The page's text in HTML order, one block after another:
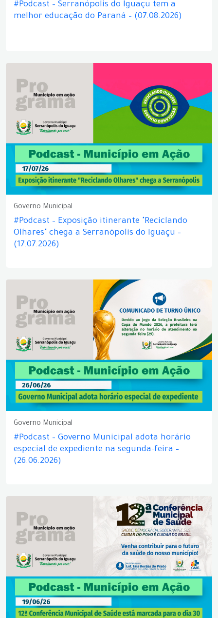
#Podcast – Serranópolis do Iguaçu tem a
melhor educação do Paraná – (07.08.2026)
Governo Municipal
#Podcast – Exposição itinerante "Reciclando
Olhares" chega a Serranópolis do Iguaçu –
(17.07.2026)
Governo Municipal
#Podcast – Governo Municipal adota horário
especial de expediente na segunda-feira –
(26.06.2026)